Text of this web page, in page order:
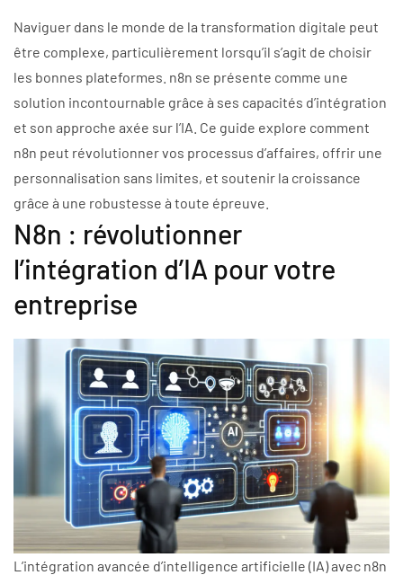
Naviguer dans le monde de la transformation digitale peut
être complexe, particulièrement lorsqu’il s’agit de choisir
les bonnes plateformes. n8n se présente comme une
solution incontournable grâce à ses capacités d’intégration
et son approche axée sur l’IA. Ce guide explore comment
n8n peut révolutionner vos processus d’affaires, offrir une
personnalisation sans limites, et soutenir la croissance
grâce à une robustesse à toute épreuve.
N8n : révolutionner
l’intégration d’IA pour votre
entreprise
L’intégration avancée d’intelligence artificielle (IA) avec n8n